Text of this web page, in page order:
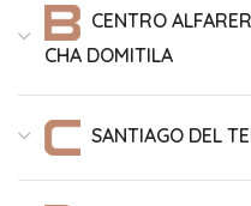
CENTRO
CHA DOMITILA
SANTIAGO DEL